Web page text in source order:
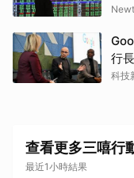
行
科技
查看更多三嘻行
最近1小時結果